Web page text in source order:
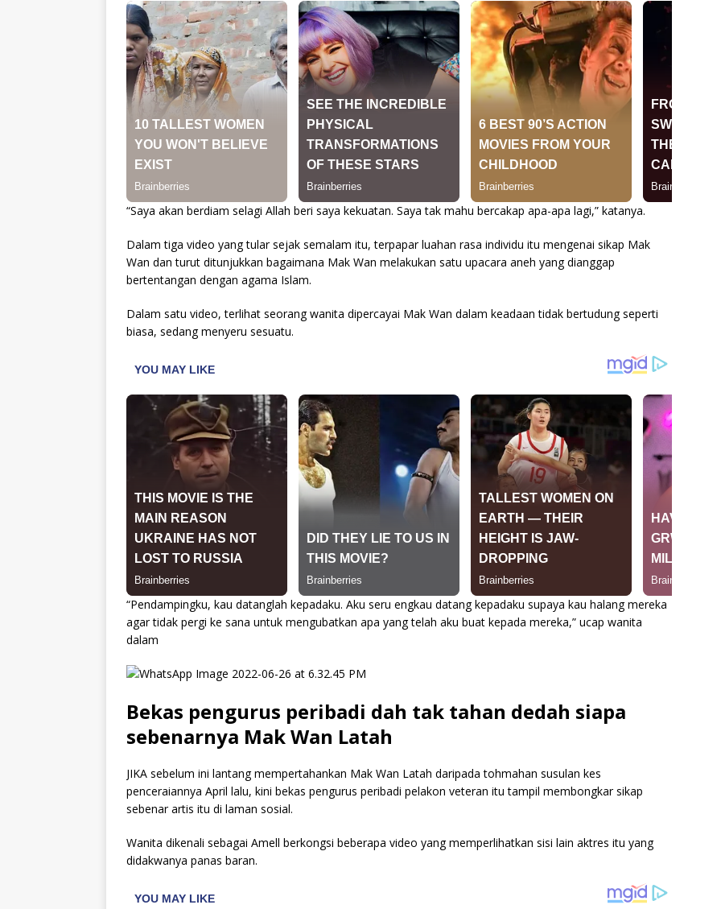
“Saya akan berdiam selagi Allah beri saya kekuatan. Saya tak mahu bercakap apa-apa lagi,” katanya.
Dalam tiga video yang tular sejak semalam itu, terpapar luahan rasa individu itu mengenai sikap Mak
Wan dan turut ditunjukkan bagaimana Mak Wan melakukan satu upacara aneh yang dianggap
bertentangan dengan agama Islam.
Dalam satu video, terlihat seorang wanita dipercayai Mak Wan dalam keadaan tidak bertudung seperti
biasa, sedang menyeru sesuatu.
“Pendampingku, kau datanglah kepadaku. Aku seru engkau datang kepadaku supaya kau halang mereka
agar tidak pergi ke sana untuk mengubatkan apa yang telah aku buat kepada mereka,” ucap wanita
dalam
Bekas pengurus peribadi dah tak tahan dedah siapa
sebenarnya Mak Wan Latah
JIKA sebelum ini lantang mempertahankan Mak Wan Latah daripada tohmahan susulan kes
penceraiannya April lalu, kini bekas pengurus peribadi pelakon veteran itu tampil membongkar sikap
sebenar artis itu di laman sosial.
Wanita dikenali sebagai Amell berkongsi beberapa video yang memperlihatkan sisi lain aktres itu yang
didakwanya panas baran.